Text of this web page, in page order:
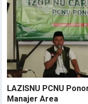
LAZISNU PCNU
Manajer Area